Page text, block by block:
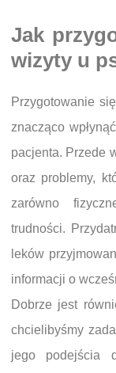
Jak
wizyty u
Przygotowanie
znacząco
pacjenta. Przede
oraz problemy,
zarówno
trudności.
leków
informacji o
Dobrze jest
chcielibyśmy
jego podejścia